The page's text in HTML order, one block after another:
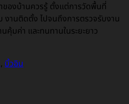
ของบ้านควรรู้ ตั้งแต่การวัดพื้นที่
งานติดตั้ง ไปจนถึงการตรวจรับงาน
คุ้มค่า และทนทานในระยะยาว
, บิ้วอิน